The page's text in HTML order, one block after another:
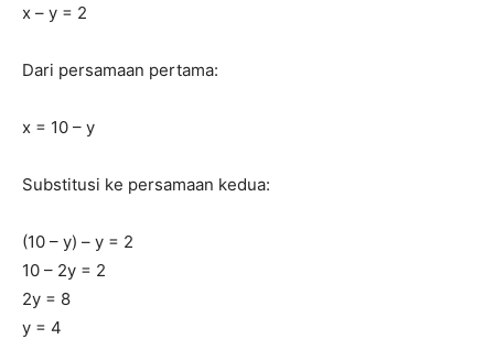
x – y = 2
Dari persamaan pertama:
x = 10 – y
Substitusi ke persamaan kedua:
(10 – y) – y = 2
10 – 2y = 2
2y = 8
y = 4